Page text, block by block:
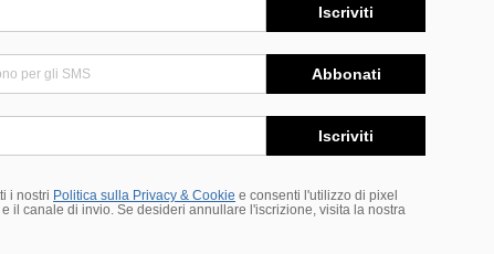
Iscriviti
Abbonati
Iscriviti
i nostri Politica sulla Privacy & Cookie e consenti l'utilizzo di pixel
il canale di invio. Se desideri annullare l'iscrizione, visita la nostra